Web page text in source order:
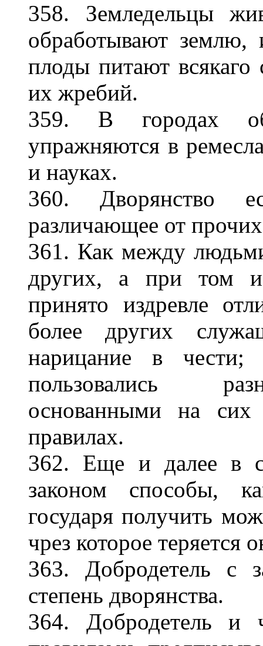
358. Земледельцы
обработывают землю,
плоды питают всякаго
их жребий.
359. В городах
упражняются в
и науках.
360. Дворянство
различающее от
361. Как между
других, а при том и
принято издревле
более других
нарицание в
пользовались
основанными на сих
правилах.
362. Еще и далее в
законом способы,
государя получить
чрез которое теряется
363. Добродетель с
степень дворянства.
364. Добродетель и